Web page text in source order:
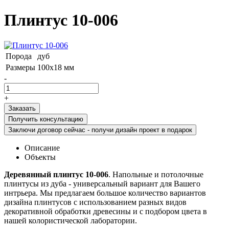
Плинтус 10-006
Порода
дуб
Размеры 100х18 мм
-
+
Получить консультацию
Заключи договор сейчас - получи дизайн проект в подарок
Описание
Объекты
Деревянный плинтус 10-006. Напольные и потолочные
плинтусы из дуба - универсальный вариант для Вашего
интрьера. Мы предлагаем большое количество вариантов
дизайна плинтусов с использованием разных видов
декоративной обработки древесины и с подбором цвета в
нашей колористической лаборатории.